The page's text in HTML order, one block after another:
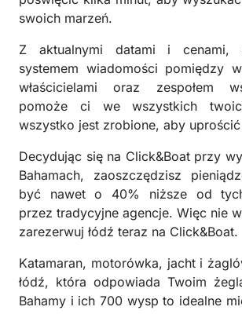
swoich marzeń.
Z aktualnymi datami i cenami,
systemem wiadomości pomiędzy
właścicielami oraz zespołem
pomoże ci we wszystkich
wszystko jest zrobione, aby
Decydując się na Click&Boat przy
Bahamach, zaoszczędzisz
być nawet o 40% niższe od
przez tradycyjne agencje. Więc nie
zarezerwuj łódź teraz na Click&Boat.
Katamaran, motorówka, jacht i
łódź, która odpowiada Twoim
Bahamy i ich 700 wysp to idealne